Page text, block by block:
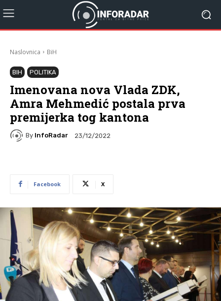
Naslovnica BiH
BIH POLITIKA
Imenovana nova Vlada ZDK,
Amra Mehmedić postala prva
premijerka tog kantona
By InfoRadar 23/12/2022
Facebook X